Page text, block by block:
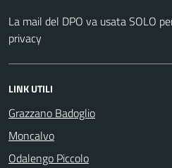
La mail del DPO va usata SOLO
privacy
LINK UTILI
Grazzano Badoglio
Moncalvo
Odalengo Piccolo